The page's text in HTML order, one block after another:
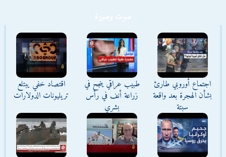
اجتماع أوروبي طارئ
بشأن الهجرة بعد واقعة
سبتة
طبيب عراقي ينجح في
زراعة أنف في رأس
بشري
اقتصاد خفي يبتلع
تريليونات الدولارات